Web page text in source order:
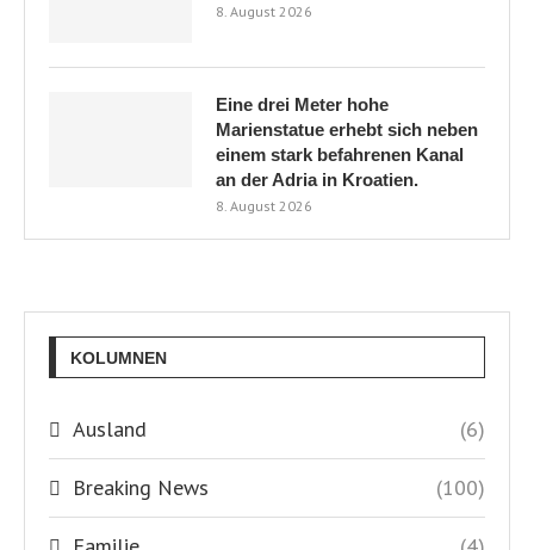
8. August 2026
Eine drei Meter hohe
Marienstatue erhebt sich neben
einem stark befahrenen Kanal
an der Adria in Kroatien.
8. August 2026
KOLUMNEN
Ausland (6)
Breaking News (100)